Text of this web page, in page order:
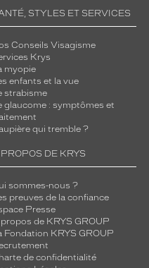
STYLES ET SERVICES
Conseils Visagisme
Krys
myopie
enfants et la vue
strabisme
glaucome : symptômes et
qui tremble ?
DE KRYS
sommes-nous ?
preuves de la confiance
Presse
de KRYS GROUP
Fondation KRYS GROUP
de confidentialité